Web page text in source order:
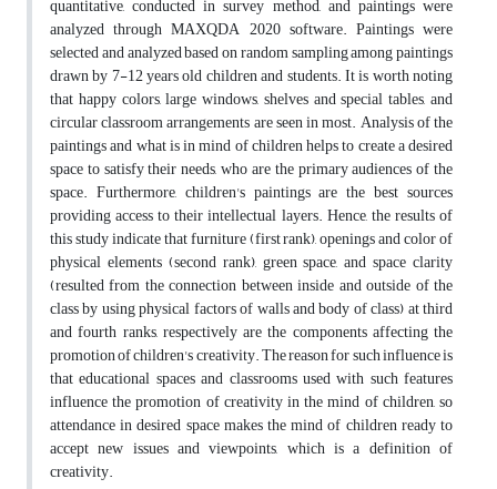
quantitative, conducted in survey method, and paintings were
analyzed through MAXQDA 2020 software. Paintings were
selected and analyzed based on random sampling among paintings
drawn by 7-12 years old children and students. It is worth noting
that happy colors, large windows, shelves and special tables, and
circular classroom arrangements are seen in most. Analysis of the
paintings and what is in mind of children helps to create a desired
space to satisfy their needs, who are the primary audiences of the
space. Furthermore, children's paintings are the best sources
providing access to their intellectual layers. Hence, the results of
this study indicate that furniture (first rank), openings and color of
physical elements (second rank), green space, and space clarity
(resulted from the connection between inside and outside of the
class by using physical factors of walls and body of class) at third
and fourth ranks, respectively are the components affecting the
promotion of children's creativity. The reason for such influence is
that educational spaces and classrooms used with such features
influence the promotion of creativity in the mind of children, so
attendance in desired space makes the mind of children ready to
accept new issues and viewpoints, which is a definition of
creativity.